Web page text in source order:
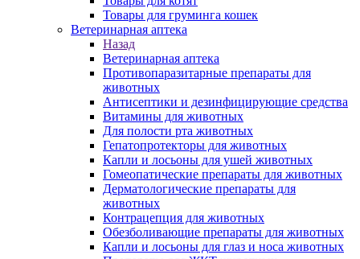
Товары для груминга кошек
Ветеринарная аптека
Назад
Ветеринарная аптека
Противопаразитарные препараты для
животных
Антисептики и дезинфицирующие средства
Витамины для животных
Для полости рта животных
Гепатопротекторы для животных
Капли и лосьоны для ушей животных
Гомеопатические препараты для животных
Дерматологические препараты для
животных
Контрацепция для животных
Обезболивающие препараты для животных
Капли и лосьоны для глаз и носа животных